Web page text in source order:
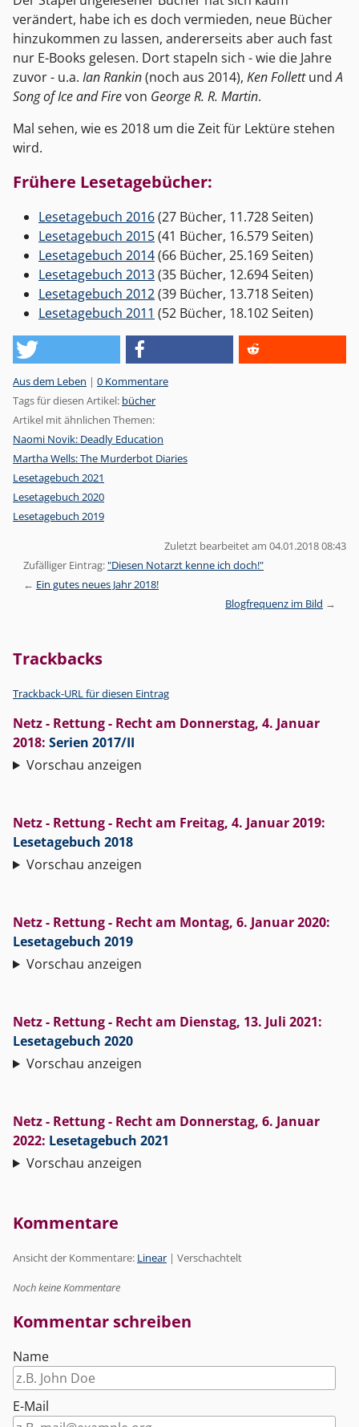
verändert, habe ich es doch vermieden, neue Bücher
hinzukommen zu lassen, andererseits aber auch fast
nur E-Books gelesen. Dort stapeln sich - wie die Jahre
zuvor - u.a. Ian Rankin(noch aus 2014), Ken FollettundA
Song of Ice and Firevon George R. R. Martin.
Mal sehen, wie es 2018 um die Zeit für Lektüre stehen
wird.
Frühere Lesetagebücher:
Lesetagebuch 2016(27 Bücher, 11.728 Seiten)
Lesetagebuch 2015(41 Bücher, 16.579 Seiten)
Lesetagebuch 2014(66 Bücher, 25.169 Seiten)
Lesetagebuch 2013(35 Bücher, 12.694 Seiten)
Lesetagebuch 2012(39 Bücher, 13.718 Seiten)
Lesetagebuch 2011 (52 Bücher, 18.102 Seiten)
Kategorien:
Aus dem Leben | 0 Kommentare
Tags für diesen Artikel: bücher
Artikel mit ähnlichen Themen:
Naomi Novik: Deadly Education
Martha Wells: The Murderbot Diaries
Lesetagebuch 2021
Lesetagebuch 2020
Lesetagebuch 2019
Zuletzt bearbeitet am 04.01.2018 08:43
Zufälliger Eintrag:"Diesen Notarzt kenne ich doch!"
Ein gutes neues Jahr 2018!
Blogfrequenz im Bild
Trackbacks
Trackback-URL für diesen Eintrag
Netz - Rettung - Rechtam Donnerstag, 4. Januar
2018: Serien 2017/II
Vorschau anzeigen
Netz - Rettung - Rechtam Freitag, 4. Januar 2019:
Lesetagebuch 2018
Vorschau anzeigen
Netz - Rettung - Rechtam Montag, 6. Januar 2020:
Lesetagebuch 2019
Vorschau anzeigen
Netz - Rettung - Rechtam Dienstag, 13. Juli 2021:
Lesetagebuch 2020
Vorschau anzeigen
Netz - Rettung - Rechtam Donnerstag, 6. Januar
2022: Lesetagebuch 2021
Vorschau anzeigen
Kommentare
Ansicht der Kommentare: Linear | Verschachtelt
Noch keine Kommentare
Kommentar schreiben
Name
E-Mail